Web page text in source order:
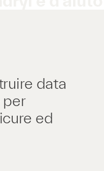
data
per
ed